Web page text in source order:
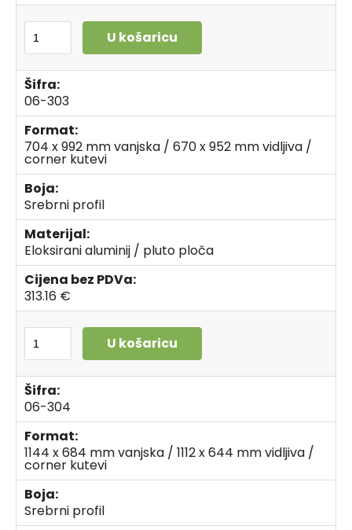
U košaricu
Šifra:
06-303
Format:
704 x 992 mm vanjska / 670 x 952 mm vidljiva /
corner kutevi
Boja:
Srebrni profil
Materijal:
Eloksirani aluminij / pluto ploča
Cijena bez PDVa:
313.16 €
U košaricu
Šifra:
06-304
Format:
1144 x 684 mm vanjska / 1112 x 644 mm vidljiva /
corner kutevi
Boja:
Srebrni profil